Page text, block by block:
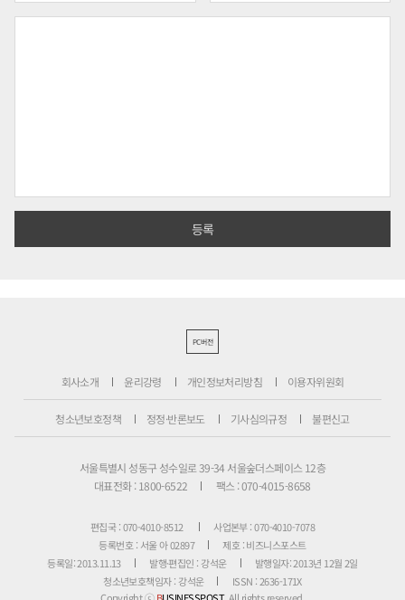
PC버전
회사소개 윤리강령 개인정보처리방침 이용자위원회
청소년보호정책 정정·반론보도 기사심의규정 불편신고
서울특별시 성동구 성수일로 39-34 서울숲더스페이스 12층
대표전화 : 1800-6522
팩스 : 070-4015-8658
편집국 : 070-4010-8512
사업본부 : 070-4010-7078
등록번호 : 서울 아 02897
제호 : 비즈니스포스트
등록일: 2013.11.13
발행·편집인 : 강석운
발행일자: 2013년 12월 2일
청소년보호책임자 : 강석운
ISSN : 2636-171X